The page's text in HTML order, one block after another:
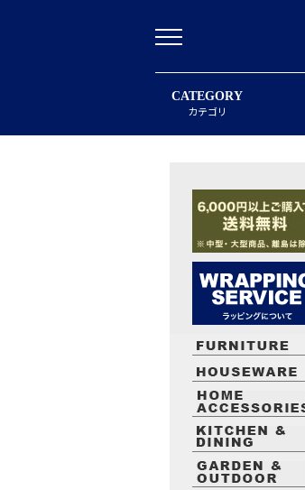
CATEGORY
カテゴリ